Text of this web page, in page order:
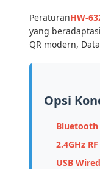
PeraturanHW-
yang
QR modern,
Opsi
Bluetooth
2.4GHz
USB